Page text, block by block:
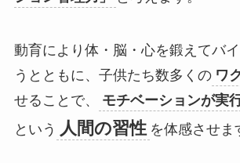
動育により体・脳・心を鍛えてバ
うとともに、子供たち数多くの ワ
せることで、
モチベーションが実
という 人間の習性 を体感させま